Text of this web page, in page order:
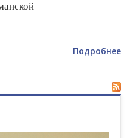
Подробнее